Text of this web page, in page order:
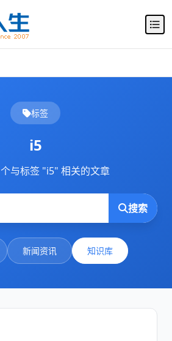
标签
i5
个与标签 "i5" 相关的文章
搜索
新闻资讯 知识库